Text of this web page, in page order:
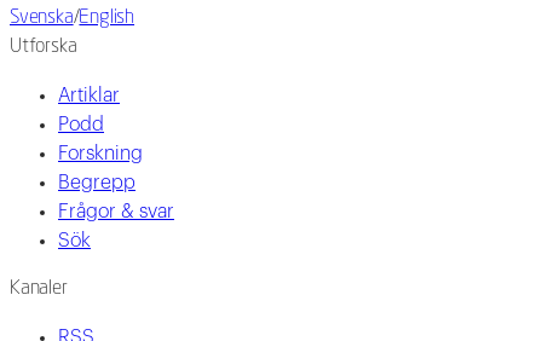
Svenska/English
Utforska
Artiklar
Podd
Forskning
Begrepp
Frågor & svar
Sök
Kanaler
RSS